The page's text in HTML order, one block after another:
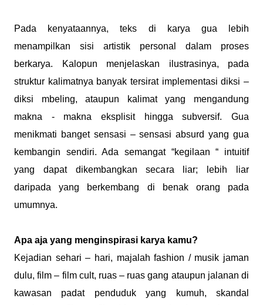
Pada kenyataannya, teks di karya gua lebih
menampilkan sisi artistik personal dalam proses
berkarya. Kalopun menjelaskan ilustrasinya, pada
struktur kalimatnya banyak tersirat implementasi diksi –
diksi mbeling, ataupun kalimat yang mengandung
makna - makna eksplisit hingga subversif. Gua
menikmati banget sensasi – sensasi absurd yang gua
kembangin sendiri. Ada semangat “kegilaan “ intuitif
yang dapat dikembangkan secara liar; lebih liar
daripada yang berkembang di benak orang pada
umumnya.
Apa aja yang menginspirasi karya kamu?
Kejadian sehari – hari, majalah fashion / musik jaman
dulu, film – film cult, ruas – ruas gang ataupun jalanan di
kawasan padat penduduk yang kumuh, skandal